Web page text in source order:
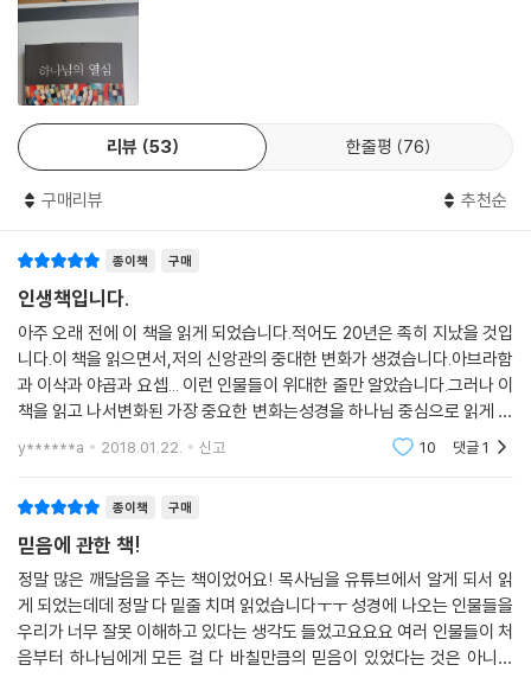
리뷰 53 한줄평 76
구매리뷰 추천순
종이책 구매
인생책입니다.
아주 오래 전에 이 책을 읽게 되었습니다.적어도 20년은 족히 지났을 것입
니다.이 책을 읽으면서,저의 신앙관의 중대한 변화가 생겼습니다.아브라함
과 이삭과 야곱과 요셉... 이런 인물들이 위대한 줄만 알았습니다.그러나 이
책을 읽고 나서변화된 가장 중요한 변화는성경을 하나님 중심으로 읽게 되
었다는 것입니다.아브라함에 대하여 오래참으시고, 기다려주신 하나님.야
곱의 열심보다
y******a 2018.01.22. 신고 10 댓글1
종이책 구매
믿음에 관한 책!
정말 많은 깨달음을 주는 책이었어요! 목사님을 유튜브에서 알게 되서 읽
게 되었는데데 정말 다 밑줄 치며 읽었습니다ㅜㅜ 성경에 나오는 인물들을
우리가 너무 잘못 이해하고 있다는 생각도 들었고요요요 여러 인물들이 처
음부터 하나님에게 모든 걸 다 바칠만큼의 믿음이 있었다는 것은 아니고